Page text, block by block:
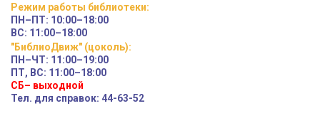
Режим работы библиотеки:
ПН–ПТ: 10:00–18:00
ВС: 11:00–18:00
"БиблиоДвиж" (цоколь):
ПН–ЧТ: 11:00–19:00
ПТ, ВС: 11:00–18:00
СБ– выходной
Тел. для справок: 44-63-52